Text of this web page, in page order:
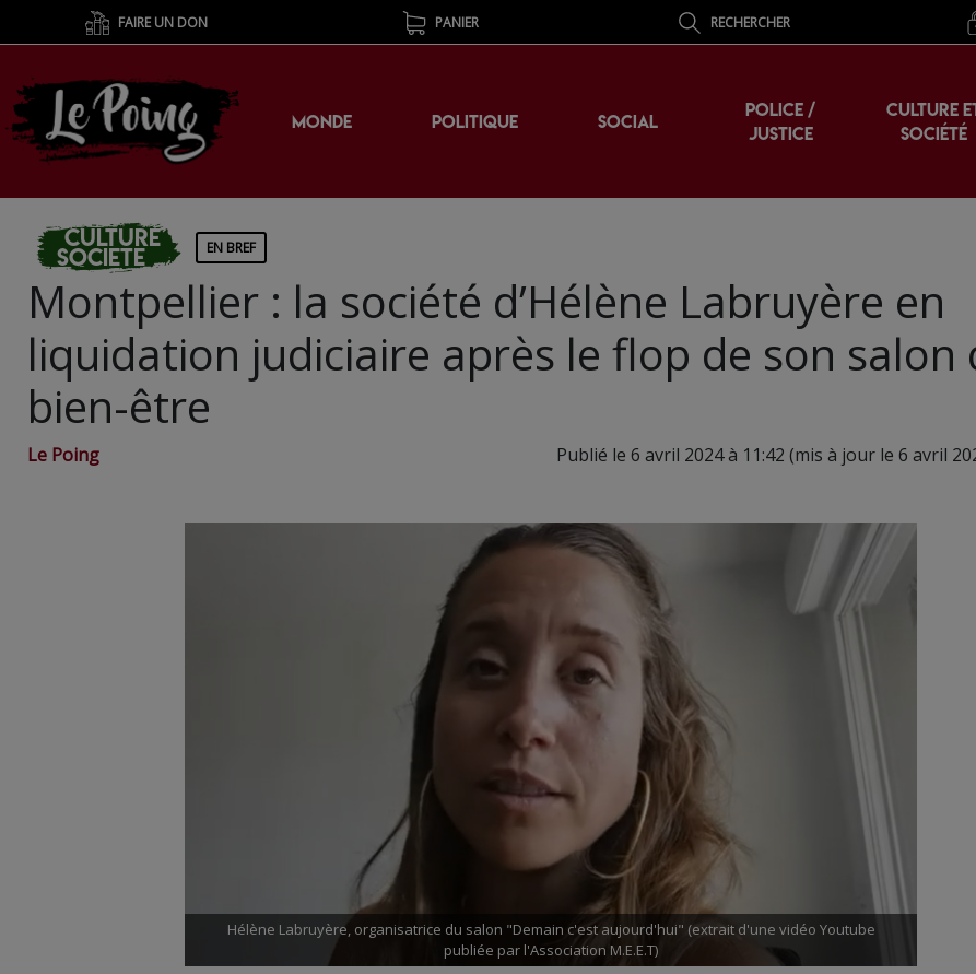
FAIRE UN DON PANIER RECHERCHER
MONDE POLITIQUE SOCIAL
POLICE /
JUSTICE
CULTURE
SOCIÉTÉ
Culture
Societe EN BREF
Montpellier : la société d’Hélène Labruyère en
liquidation judiciaire après le flop de son salon
bien-être
Le Poing Publié le 6 avril 2024 à 11:42 (mis à jour le 6 avril
Hélène Labruyère, organisatrice du salon "Demain c'est aujourd'hui" (extrait d'une vidéo Youtube
publiée par l'Association M.E.E.T)